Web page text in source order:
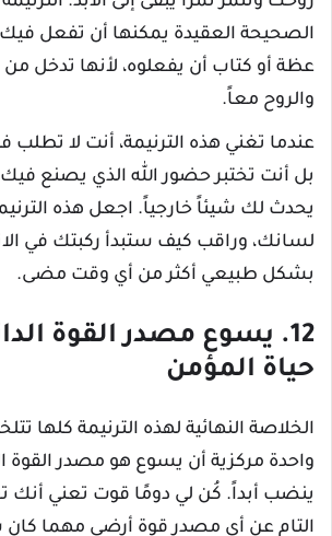
الصحيحة العقيدة يمكنها أن تفعل
عظة أو كتاب أن يفعلوه، لأنها تدخل
والروح معاً.
عندما تغني هذه الترنيمة، أنت لا تطلب
بل أنت تختبر حضور الله الذي يصنع
يحدث لك شيئاً خارجياً. اجعل هذه
لسانك، وراقب كيف ستبدأ ركبتك في
بشكل طبيعي أكثر من أي وقت مضى.
12. يسوع مصدر القوة
حياة المؤمن
الخلاصة النهائية لهذه الترنيمة كلها
واحدة مركزية أن يسوع هو مصدر القوة
ينضب أبداً. كُن لي دومًا قوت تعني أنك
التام عن أي مصدر قوة أرضي مهما كان